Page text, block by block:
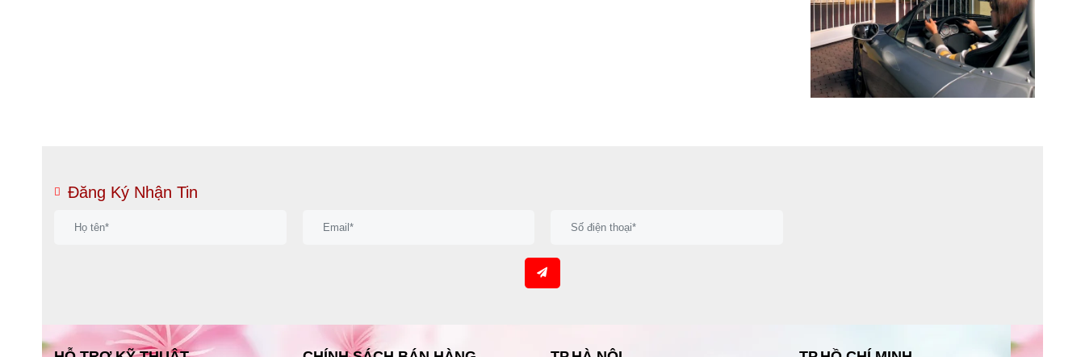
Đăng Ký Nhận Tin